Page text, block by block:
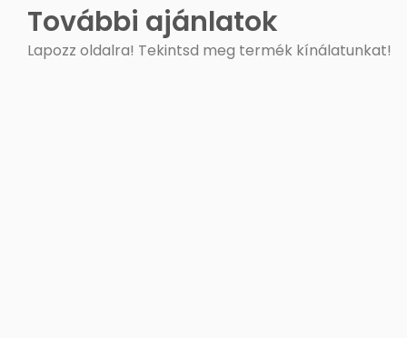
További ajánlatok
Lapozz oldalra! Tekintsd meg termék kínálatunkat!